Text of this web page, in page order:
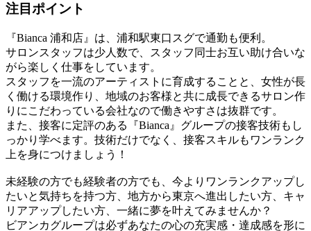
注目ポイント
『Bianca 浦和店』は、浦和駅東口スグで通勤も便利。
サロンスタッフは少人数で、スタッフ同士お互い助け合いな
がら楽しく仕事をしています。
スタッフを一流のアーティストに育成することと、女性が長
く働ける環境作り、地域のお客様と共に成長できるサロン作
りにこだわっている会社なので働きやすさは抜群です。
また、接客に定評のある『Bianca』グループの接客技術もし
っかり学べます。技術だけでなく、接客スキルもワンランク
上を身につけましょう！
未経験の方でも経験者の方でも、今よりワンランクアップし
たいと気持ちを持つ方、地方から東京へ進出したい方、キャ
リアアップしたい方、一緒に夢を叶えてみませんか？
ビアンカグループは必ずあなたの心の充実感・達成感を形に